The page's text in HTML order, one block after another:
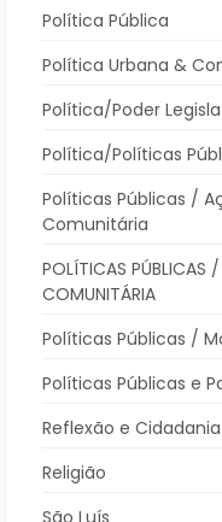
Política Pública
Política Urbana &
Política/Poder
Política/Políticas
Políticas Públicas /
Comunitária
POLÍTICAS PÚBLICAS
COMUNITÁRIA
Políticas Públicas /
Políticas Públicas e
Reflexão e Cidadania
Religião
São Luís